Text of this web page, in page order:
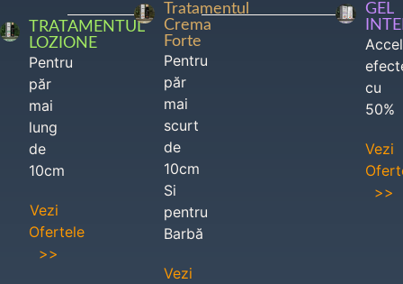
TRATAMENTUL
LOZIONE
Pentru
păr
mai
lung
de
10cm
Vezi
Ofertele
>>
Tratamentul
Crema
Forte
Pentru
păr
mai
scurt
de
10cm
Si
pentru
Barbă
Vezi
GEL
cu
50%
Vezi
>>